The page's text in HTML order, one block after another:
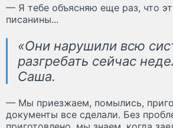
— Я тебе объясняю еще раз, что
писанины...
«Они нарушили всю
разгребать сейчас
Саша.
— Мы приезжаем, помылись,
документы все сделали. Без